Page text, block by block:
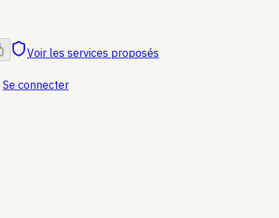
Voir les services proposés
Se connecter